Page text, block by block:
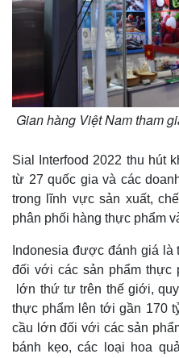
Quan sát
Cuộc sống đó đây
Hồ sơ
Gian hàng Việt Nam tham
Sial Interfood 2022 thu hút
từ 27 quốc gia và các
trong lĩnh vực sản xuất,
phân phối hàng thực phẩm
Indonesia được đánh giá
đối với các sản phẩm thực
lớn thứ tư trên thế giới,
thực phẩm lên tới gần 170
cầu lớn đối với các sản
bánh kẹo, các loại hoa